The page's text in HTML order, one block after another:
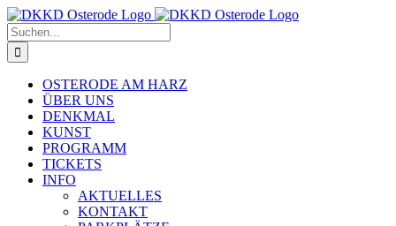
Zum
Inhalt
springen
Suche
nach:
OSTERODE AM HARZ
ÜBER UNS
DENKMAL
KUNST
PROGRAMM
TICKETS
INFO
AKTUELLES
KONTAKT